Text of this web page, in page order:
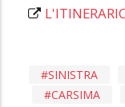
SINISTRA
CARSIMA